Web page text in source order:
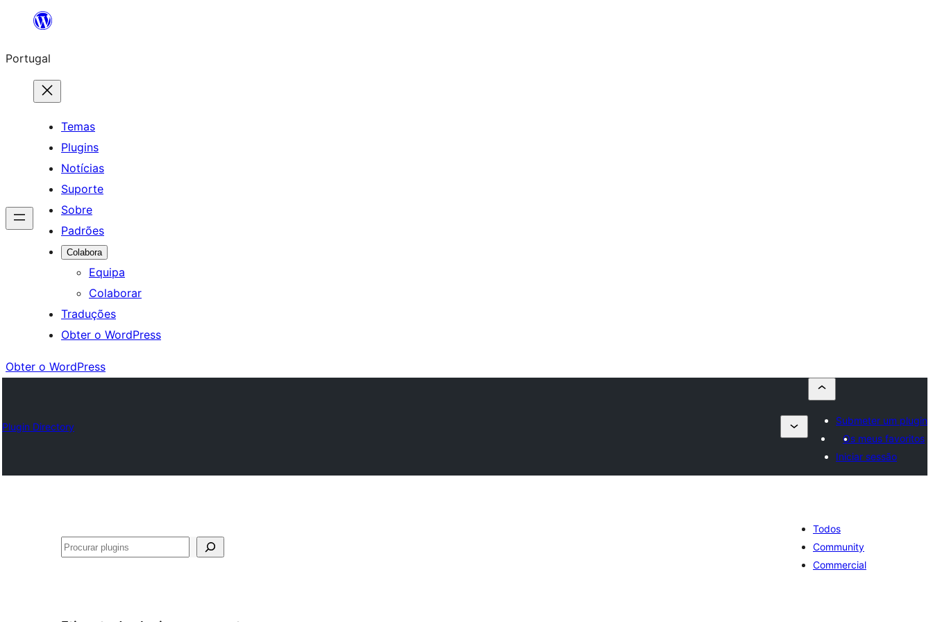
Saltar
o
conteúdo
Portugal
Temas
Plugins
Notícias
Suporte
Sobre
Padrões
Colabora
Equipa
Colaborar
Traduções
Obter o WordPress
Obter o WordPress
Plugin Directory
Submeter um plugin
Os meus favoritos
Iniciar sessão
Pesquisar
Todos
Community
Commercial